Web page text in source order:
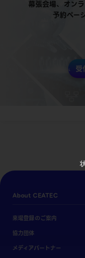
幕張会場、オン
予約ペー
受
About CEATEC
来場登録のご案内
協力団体
メディアパートナー